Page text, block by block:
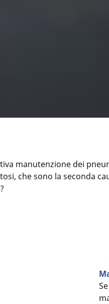
manutenzione dei
che sono la seconda